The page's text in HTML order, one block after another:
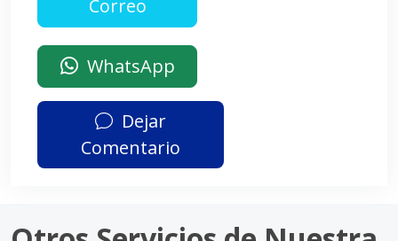
WhatsApp
Dejar
Comentario